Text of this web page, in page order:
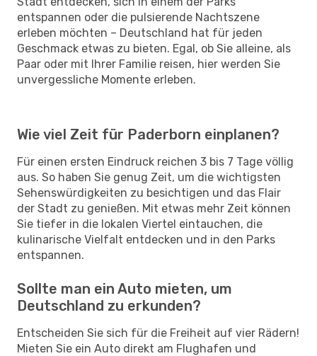
entspannen oder die pulsierende Nachtszene
erleben möchten – Deutschland hat für jeden
Geschmack etwas zu bieten. Egal, ob Sie alleine, als
Paar oder mit Ihrer Familie reisen, hier werden Sie
unvergessliche Momente erleben.
Wie viel Zeit für Paderborn einplanen?
Für einen ersten Eindruck reichen 3 bis 7 Tage völlig
aus. So haben Sie genug Zeit, um die wichtigsten
Sehenswürdigkeiten zu besichtigen und das Flair
der Stadt zu genießen. Mit etwas mehr Zeit können
Sie tiefer in die lokalen Viertel eintauchen, die
kulinarische Vielfalt entdecken und in den Parks
entspannen.
Sollte man ein Auto mieten, um
Deutschland zu erkunden?
Entscheiden Sie sich für die Freiheit auf vier Rädern!
Mieten Sie ein Auto direkt am Flughafen und